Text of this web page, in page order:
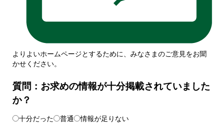
よりよいホームページとするために、みなさまのご意見をお聞
かせください。
質問：お求めの情報が十分掲載されていました
か？
十分だった 普通 情報が足りない